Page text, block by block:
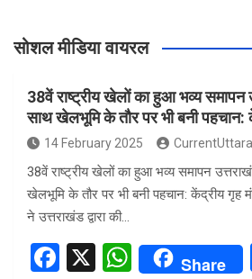
सोशल मीडिया वायरल
38वें राष्ट्रीय खेलों का हुआ भव्य समापन
साथ खेलभूमि के तौर पर भी बनी पहचान:
14 February 2025
38वें राष्ट्रीय खेलों का हुआ भव्य समापन
खेलभूमि के तौर पर भी बनी पहचान: केंद्रीय गृह
ने उत्तराखंड द्वारा की…
F
X
W
Share